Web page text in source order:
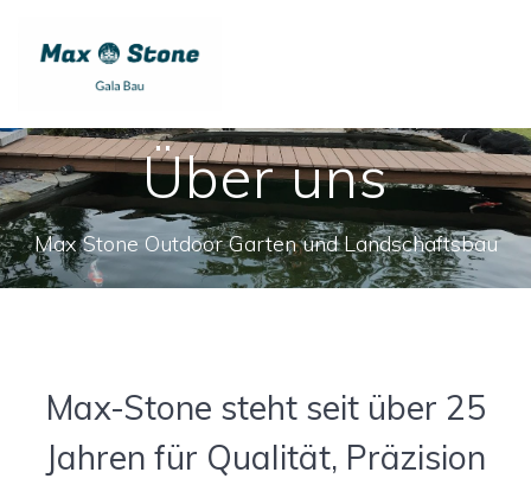
Über uns
Max Stone Outdoor Garten und Landschaftsbau
Max-Stone steht seit über 25
Jahren für Qualität, Präzision